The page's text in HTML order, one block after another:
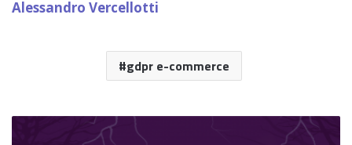
Alessandro Vercellotti
gdpr e-commerce